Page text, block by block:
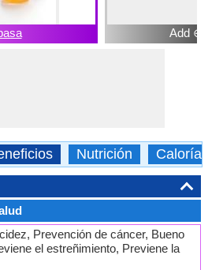
Add ⊕
Nutrición Calorías
Prevención de cáncer, Bueno
el estreñimiento, Previene la